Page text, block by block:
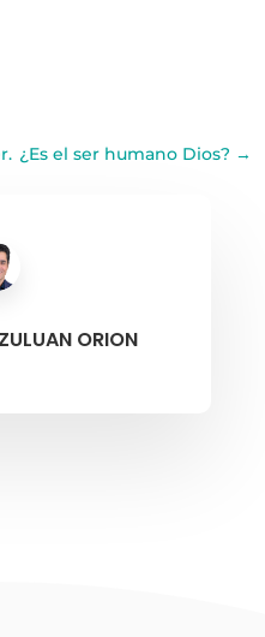
¿Es el ser humano Dios? →
ORION